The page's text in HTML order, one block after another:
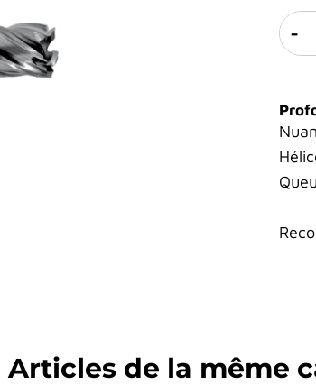
-
Articles de la même